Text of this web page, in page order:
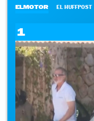
ELMOTOR EL HUFFPOST
1